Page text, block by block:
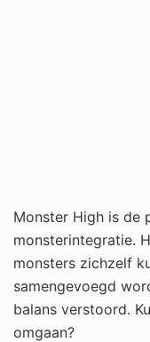
Monster High is de
monsterintegratie.
monsters zichzelf
samengevoegd
balans verstoord.
omgaan?